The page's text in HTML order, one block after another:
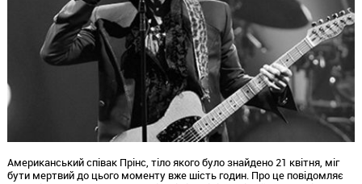
Американський співак Прінс, тіло якого було знайдено 21 квітня, міг
бути мертвий до цього моменту вже шість годин. Про це повідомляє